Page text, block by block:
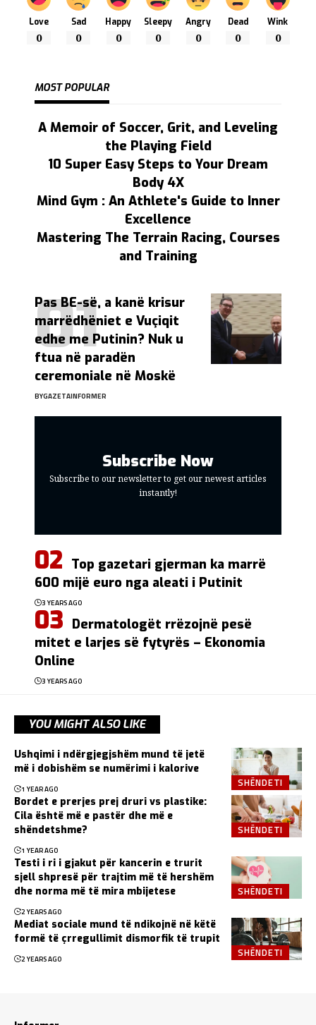
Love
0
Sad
0
Happy
0
Sleepy
0
Angry
0
Dead
0
Wink
0
MOST POPULAR
A Memoir of Soccer, Grit, and Leveling
the Playing Field
10 Super Easy Steps to Your Dream
Body 4X
Mind Gym : An Athlete's Guide to Inner
Excellence
Mastering The Terrain Racing, Courses
and Training
Pas BE-së, a kanë krisur
marrëdhëniet e Vuçiqit
edhe me Putinin? Nuk u
ftua në paradën
ceremoniale në Moskë
BYGAZETAINFORMER
Subscribe Now
Subscribe to our newsletter to get our newest articles
instantly!
Top gazetari gjerman ka marrë
600 mijë euro nga aleati i Putinit
3 YEARS AGO
Dermatologët rrëzojnë pesë
mitet e larjes së fytyrës – Ekonomia
Online
3 YEARS AGO
YOU MIGHT ALSO LIKE
SHËNDETI
Ushqimi i ndërgjegjshëm mund të jetë
më i dobishëm se numërimi i kalorive
1 YEAR AGO
SHËNDETI
Bordet e prerjes prej druri vs plastike:
Cila është më e pastër dhe më e
shëndetshme?
1 YEAR AGO
SHËNDETI
Testi i ri i gjakut për kancerin e trurit
sjell shpresë për trajtim më të hershëm
dhe norma më të mira mbijetese
2 YEARS AGO
SHËNDETI
Mediat sociale mund të ndikojnë në këtë
formë të çrregullimit dismorfik të trupit
2 YEARS AGO